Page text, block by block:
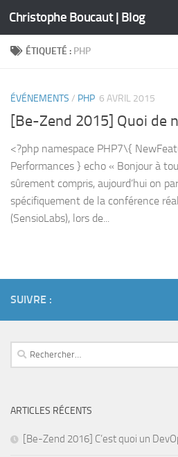
Skip to content
Christophe Boucaut | Blog
ÉTIQUETÉ : PHP
ÉVÉNEMENTS / PHP 6 AVRIL 2015
[Be-Zend 2015] Quoi de
<?php namespace PHP7\{
Performances } echo « Bonjour à
sûrement compris, aujourd’hui on
spécifiquement de la conférence
(SensioLabs), lors de...
SUIVRE :
Rechercher :
ARTICLES RÉCENTS
[Be-Zend 2016] C’est quoi un